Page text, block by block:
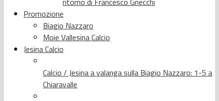
Promozione
Biagio Nazzaro
Moie Vallesina Calcio
Jesina Calcio
Calcio / Jesina a valanga sulla Biagio Nazzaro: 1-5 a
Chiaravalle